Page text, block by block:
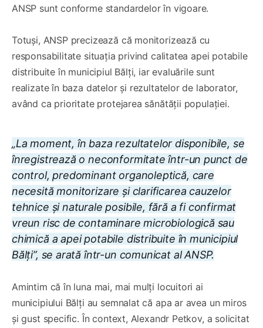
ANSP sunt conforme standardelor în vigoare.
Totuși, ANSP precizează că monitorizează cu
responsabilitate situația privind calitatea apei potabile
distribuite în municipiul Bălți, iar evaluările sunt
realizate în baza datelor și rezultatelor de laborator,
având ca prioritate protejarea sănătății populației.
„La moment, în baza rezultatelor disponibile, se
înregistrează o neconformitate într-un punct de
control, predominant organoleptică, care
necesită monitorizare și clarificarea cauzelor
tehnice și naturale posibile, fără a fi confirmat
vreun risc de contaminare microbiologică sau
chimică a apei potabile distribuite în municipiul
Bălți”, se arată într-un comunicat al ANSP.
Amintim că în luna mai, mai mulți locuitori ai
municipiului Bălți au semnalat că apa ar avea un miros
și gust specific. În context, Alexandr Petkov, a solicitat